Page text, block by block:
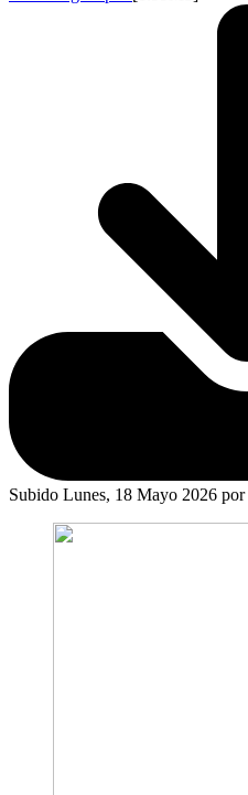
Subido Lunes, 18 Mayo 2026